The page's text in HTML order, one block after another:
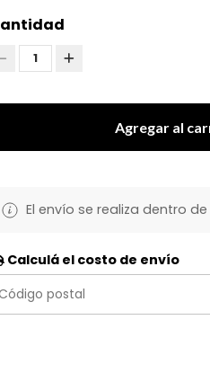
1
Agregar al
El envío se realiza dentro
Calculá el costo de envío